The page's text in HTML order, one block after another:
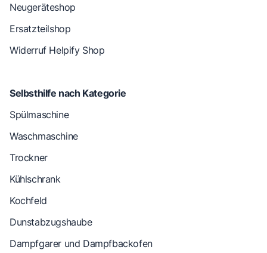
Neugeräteshop
Ersatzteilshop
Widerruf Helpify Shop
Selbsthilfe nach Kategorie
Spülmaschine
Waschmaschine
Trockner
Kühlschrank
Kochfeld
Dunstabzugshaube
Dampfgarer und Dampfbackofen